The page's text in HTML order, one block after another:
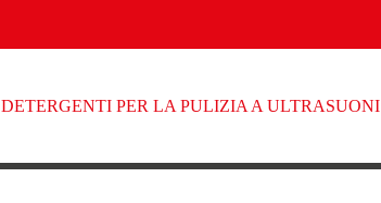
DETERGENTI PER LA PULIZIA A ULTRASUONI